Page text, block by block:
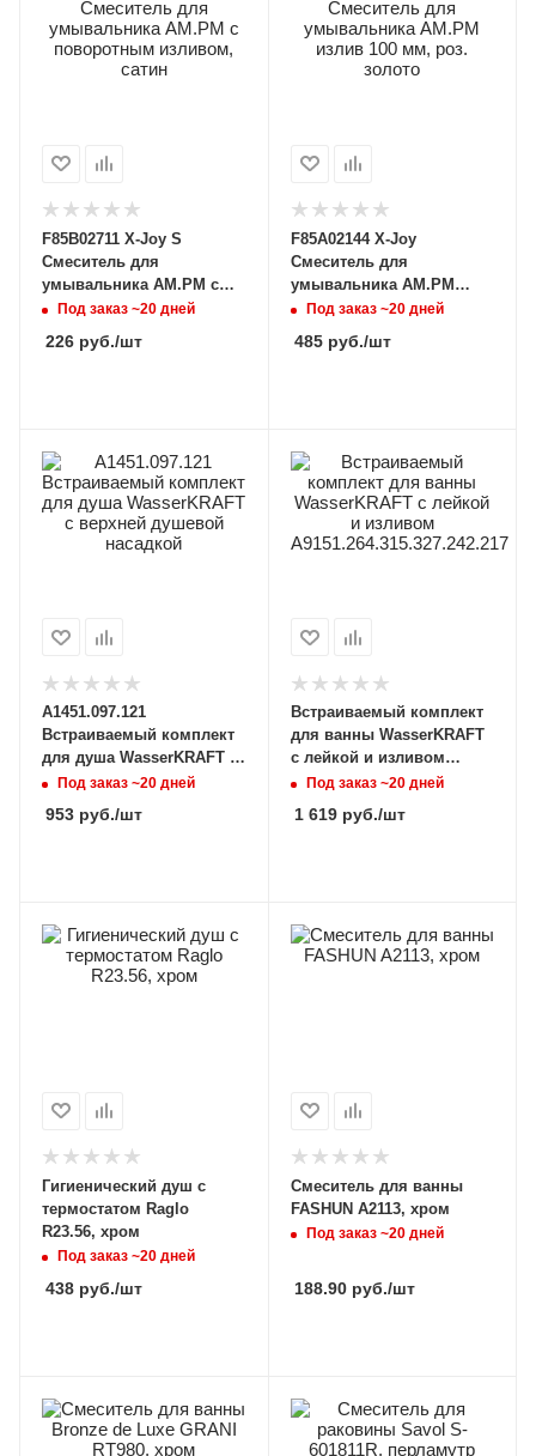
F85B02711 X-Joy S
Смеситель для
умывальника AM.PM с
поворотным изливом,
Под заказ ~20 дней
226 руб./шт
F85A02144 X-Joy
Смеситель для
умывальника AM.PM
излив 100 мм, роз. золото
Под заказ ~20 дней
485руб./шт
A1451.097.121
Встраиваемый комплект
для душа WasserKRAFT с
верхней душевой
Под заказ ~20 дней
953 руб./шт
Встраиваемый комплект
для ванны WasserKRAFT
с лейкой и изливом
A9151.264.315.327.242.217
Под заказ ~20 дней
1 619руб./шт
Гигиенический душ с
термостатом Raglo
R23.56, хром
Под заказ ~20 дней
438 руб./шт
Смеситель для ванны
FASHUN A2113, хром
Под заказ ~20 дней
188.90руб./шт